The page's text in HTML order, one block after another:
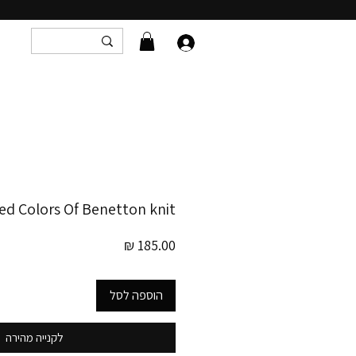
Colors Of Benetton knit
הוספה לסל
לקנייה מהירה